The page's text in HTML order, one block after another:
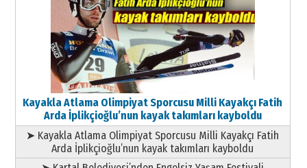
Kayakla Atlama Olimpiyat Sporcusu Milli Kayakçı Fatih
Arda İplikçioğlu’nun kayak takımları kayboldu
➤ Kayakla Atlama Olimpiyat Sporcusu Milli Kayakçı Fatih
Arda İplikçioğlu’nun kayak takımları kayboldu